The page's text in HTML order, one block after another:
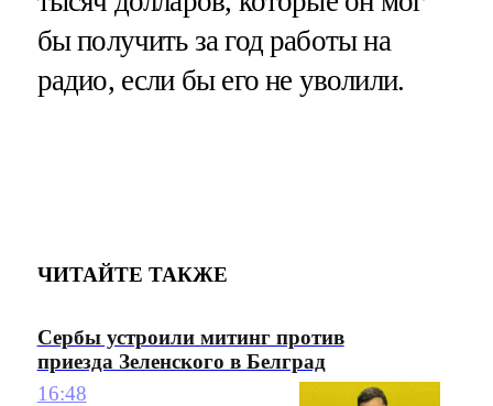
бы получить за год работы на
радио, если бы его не уволили.
ЧИТАЙТЕ ТАКЖЕ
Сербы устроили митинг против
приезда Зеленского в Белград
16:48